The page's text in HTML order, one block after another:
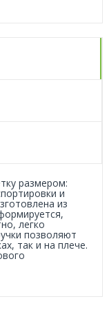
размером:
и
из
легко
позволяют
так и на плече.